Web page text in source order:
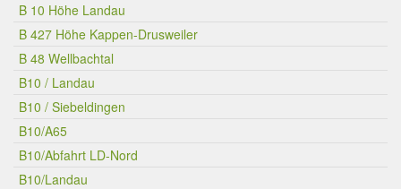
B 10 Höhe Landau
B 427 Höhe Kappen-Drusweiler
B 48 Wellbachtal
B10 / Landau
B10 / Siebeldingen
B10/A65
B10/Abfahrt LD-Nord
B10/Landau